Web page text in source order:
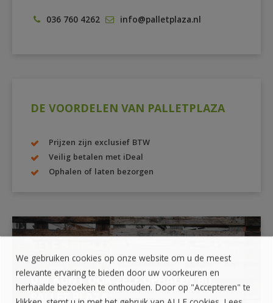
036 760 4262 info@palletplaza.nl
DE VOORDELEN VAN PALLETPLAZA
Prijzen zijn exclusief BTW
Veilig betalen met iDeal
Ophalen of laten bezorgen
UW KUNT OOK ZELF OPHALEN BIJ
We gebruiken cookies op onze website om u de meest
relevante ervaring te bieden door uw voorkeuren en
herhaalde bezoeken te onthouden. Door op "Accepteren" te